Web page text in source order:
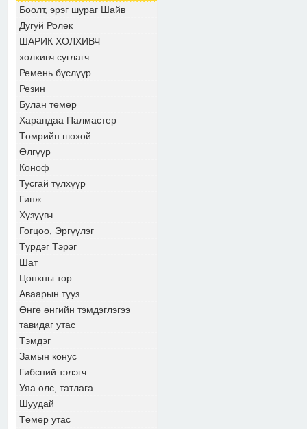
Боолт, эрэг шураг Шайв
Дугуй Ролек
ШАРИК ХОЛХИВЧ
холхивч суглагч
Ремень бүслүүр
Резин
Булан төмөр
Харандаа Палмастер
Төмрийн шохой
Өлгүүр
Коноф
Тусгай түлхүүр
Гинж
Хүзүүвч
Гогцоо, Эргүүлэг
Түрдэг Тэрэг
Шат
Цонхны тор
Аваарын тууз
Өнгө өнгийн тэмдэглэгээ
тавидаг утас
Тэмдэг
Замын конус
Гибсний тэлэгч
Уяа олс, татлага
Шуудай
Төмөр утас